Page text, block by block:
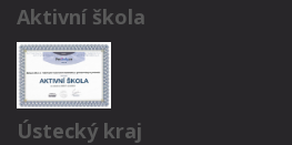
Aktivní škola
Ústecký kraj